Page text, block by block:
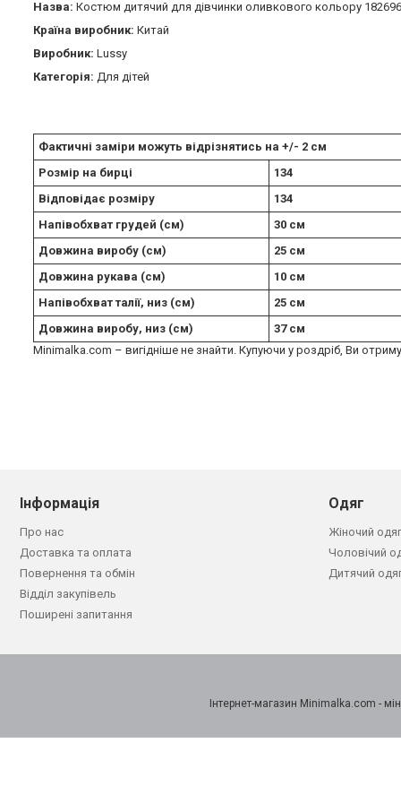
Назва: Костюм дитячий для дівчинки оливкового кольору
Країна виробник: Китай
Виробник: Lussy
Категорія: Для дітей
Фактичні заміри можуть відрізнятись на +/- 2 см
Розмір на бирці
134
Відповідає розміру
134
Напівобхват грудей (см)
30 см
Довжина виробу (см)
25 см
Довжина рукава (см)
10 см
Напівобхват талії, низ (см)
25 см
Довжина виробу, низ (см)
37 см
Minimalka.com – вигідніше не знайти. Купуючи у роздріб, Ви
Інформація
Про нас
Доставка та оплата
Повернення та обмін
Відділ закупівель
Поширені запитання
Одяг
Жіночий одяг
Чоловічий
Дитячий